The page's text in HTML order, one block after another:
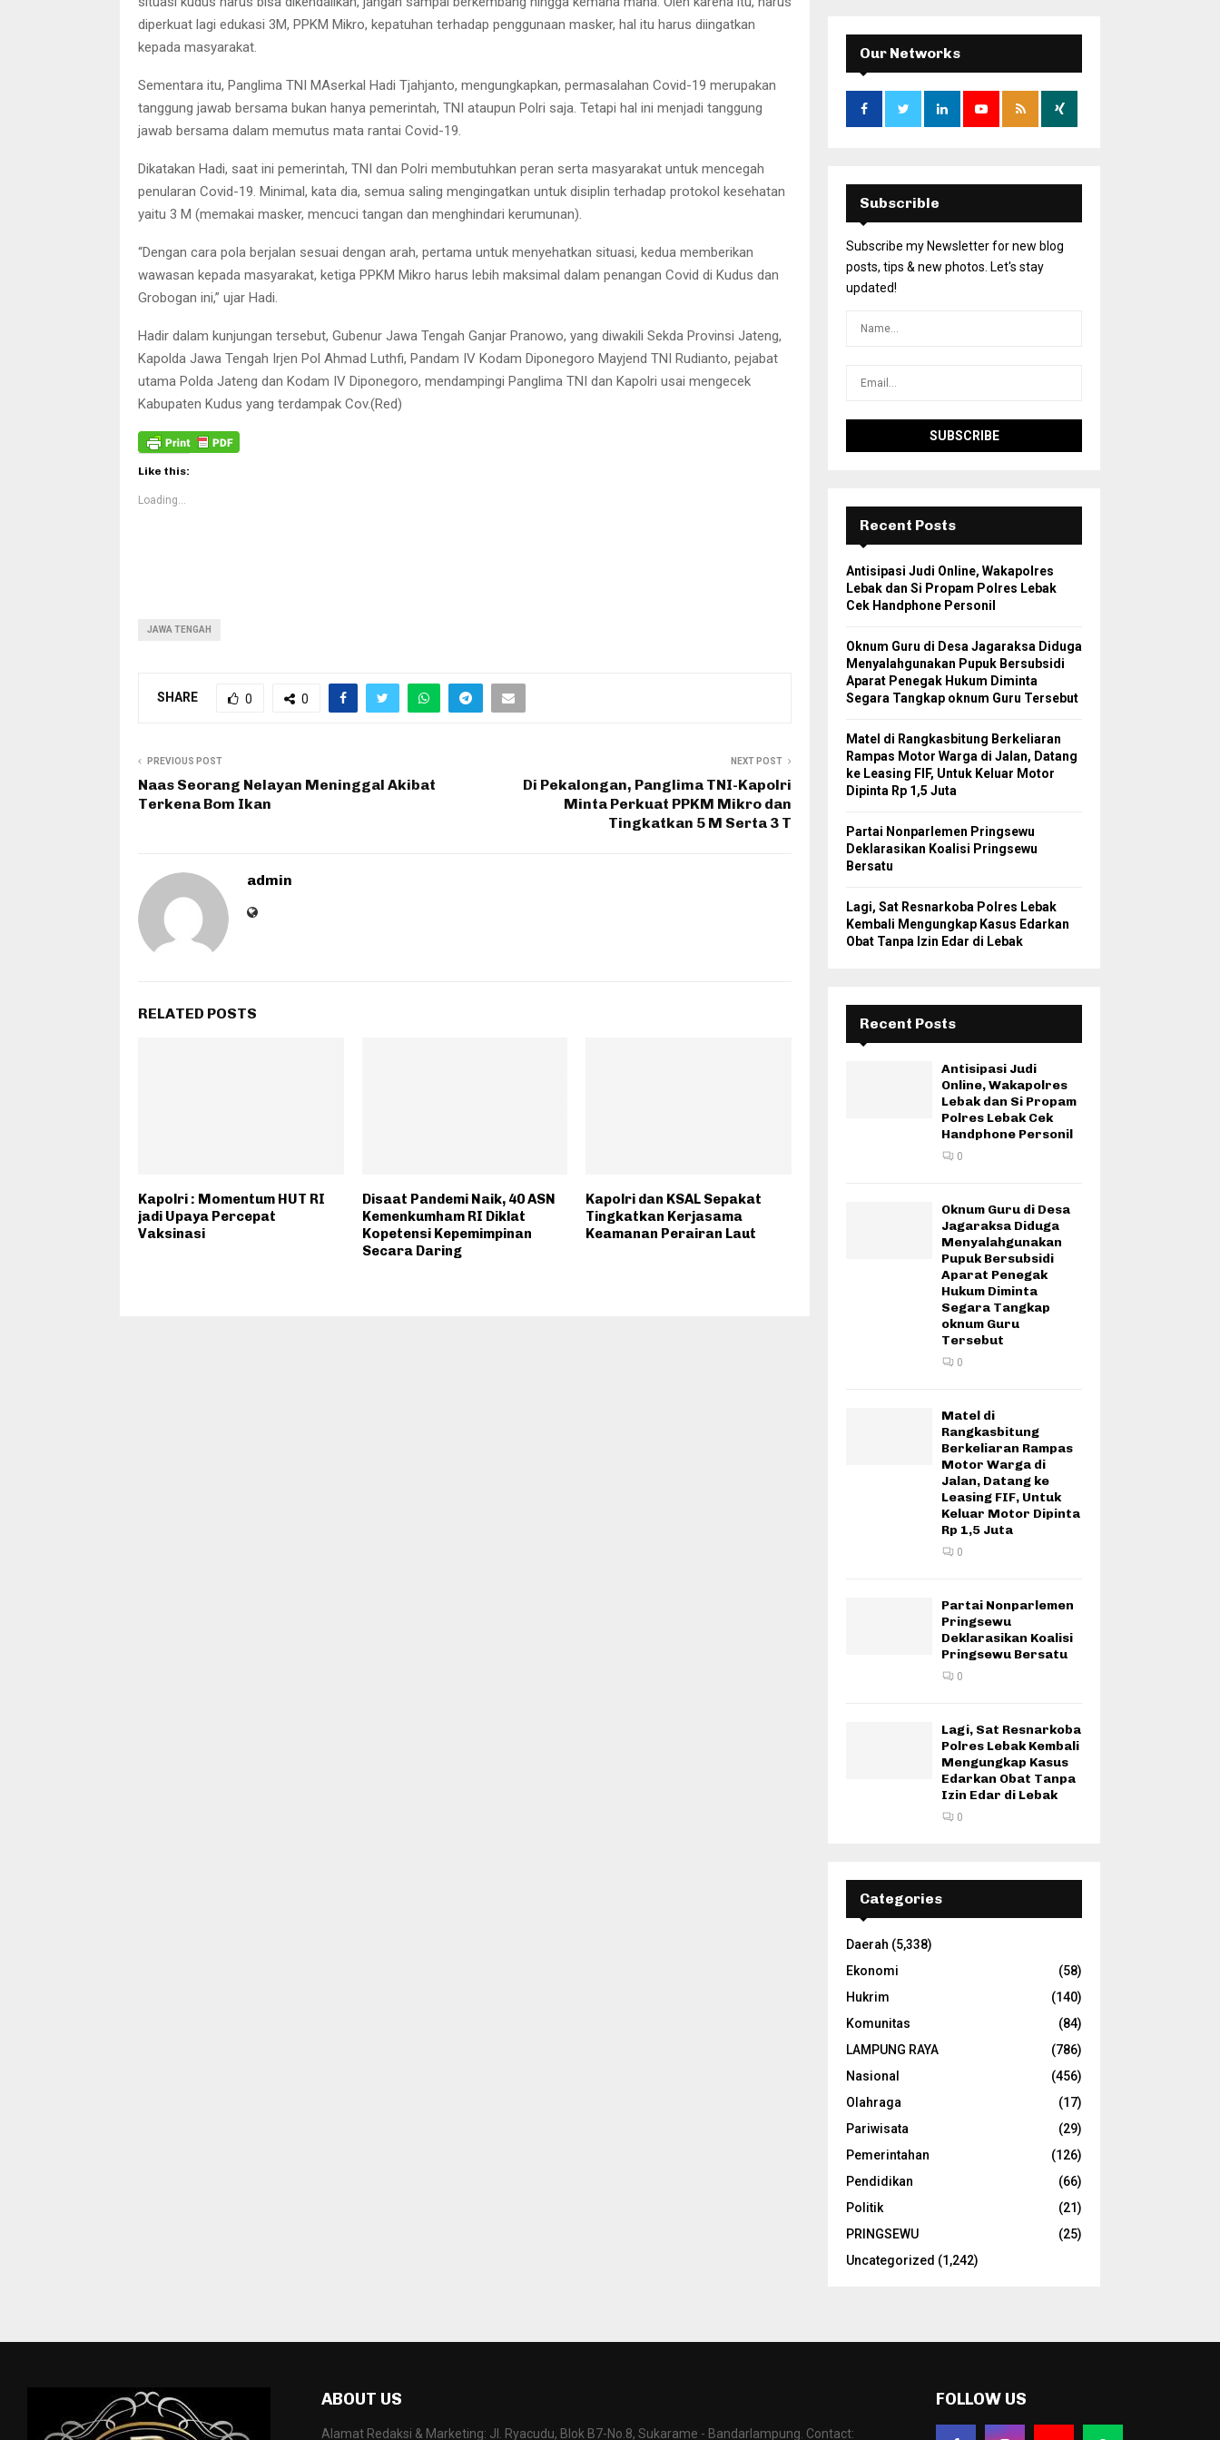
diperkuat lagi edukasi 3M, PPKM Mikro, kepatuhan terhadap penggunaan masker, hal itu harus diingatkan
kepada masyarakat.
Sementara itu, Panglima TNI MAserkal Hadi Tjahjanto, mengungkapkan, permasalahan Covid-19 merupakan
tanggung jawab bersama bukan hanya pemerintah, TNI ataupun Polri saja. Tetapi hal ini menjadi tanggung
jawab bersama dalam memutus mata rantai Covid-19.
Dikatakan Hadi, saat ini pemerintah, TNI dan Polri membutuhkan peran serta masyarakat untuk mencegah
penularan Covid-19. Minimal, kata dia, semua saling mengingatkan untuk disiplin terhadap protokol kesehatan
yaitu 3 M (memakai masker, mencuci tangan dan menghindari kerumunan).
“Dengan cara pola berjalan sesuai dengan arah, pertama untuk menyehatkan situasi, kedua memberikan
wawasan kepada masyarakat, ketiga PPKM Mikro harus lebih maksimal dalam penangan Covid di Kudus dan
Grobogan ini,” ujar Hadi.
Hadir dalam kunjungan tersebut, Gubenur Jawa Tengah Ganjar Pranowo, yang diwakili Sekda Provinsi Jateng,
Kapolda Jawa Tengah Irjen Pol Ahmad Luthfi, Pandam IV Kodam Diponegoro Mayjend TNI Rudianto, pejabat
utama Polda Jateng dan Kodam IV Diponegoro, mendampingi Panglima TNI dan Kapolri usai mengecek
Kabupaten Kudus yang terdampak Cov.(Red)
Like this:
Loading...
JAWA TENGAH
SHARE 0 0
PREVIOUS POST
Naas Seorang Nelayan Meninggal Akibat
Terkena Bom Ikan
NEXT POST
Di Pekalongan, Panglima TNI-Kapolri
Minta Perkuat PPKM Mikro dan
Tingkatkan 5 M Serta 3 T
admin
RELATED POSTS
Kapolri : Momentum HUT RI
jadi Upaya Percepat
Vaksinasi
Disaat Pandemi Naik, 40 ASN
Kemenkumham RI Diklat
Kopetensi Kepemimpinan
Secara Daring
Kapolri dan KSAL Sepakat
Tingkatkan Kerjasama
Keamanan Perairan Laut
Our Networks
Subscrible
Subscribe my Newsletter for new blog
posts, tips & new photos. Let's stay
updated!
Recent Posts
Antisipasi Judi Online, Wakapolres
Lebak dan Si Propam Polres Lebak
Cek Handphone Personil
Oknum Guru di Desa Jagaraksa Diduga
Menyalahgunakan Pupuk Bersubsidi
Aparat Penegak Hukum Diminta
Segara Tangkap oknum Guru Tersebut
Matel di Rangkasbitung Berkeliaran
Rampas Motor Warga di Jalan, Datang
ke Leasing FIF, Untuk Keluar Motor
Dipinta Rp 1,5 Juta
Partai Nonparlemen Pringsewu
Deklarasikan Koalisi Pringsewu
Bersatu
Lagi, Sat Resnarkoba Polres Lebak
Kembali Mengungkap Kasus Edarkan
Obat Tanpa Izin Edar di Lebak
Recent Posts
Antisipasi Judi
Online, Wakapolres
Lebak dan Si Propam
Polres Lebak Cek
Handphone Personil
0
Oknum Guru di Desa
Jagaraksa Diduga
Menyalahgunakan
Pupuk Bersubsidi
Aparat Penegak
Hukum Diminta
Segara Tangkap
oknum Guru
Tersebut
0
Matel di
Rangkasbitung
Berkeliaran Rampas
Motor Warga di
Jalan, Datang ke
Leasing FIF, Untuk
Keluar Motor Dipinta
Rp 1,5 Juta
0
Partai Nonparlemen
Pringsewu
Deklarasikan Koalisi
Pringsewu Bersatu
0
Lagi, Sat Resnarkoba
Polres Lebak Kembali
Mengungkap Kasus
Edarkan Obat Tanpa
Izin Edar di Lebak
0
Categories
Daerah (5,338)
Ekonomi
(58)
Hukrim
(140)
Komunitas
(84)
LAMPUNG RAYA
(786)
Nasional
(456)
Olahraga
(17)
Pariwisata
(29)
Pemerintahan
(126)
Pendidikan
(66)
Politik
(21)
PRINGSEWU
(25)
Uncategorized (1,242)
ABOUT US
Alamat Redaksi & Marketing: Jl. Ryacudu, Blok B7-No.8, Sukarame - Bandarlampung. Contact:
FOLLOW US